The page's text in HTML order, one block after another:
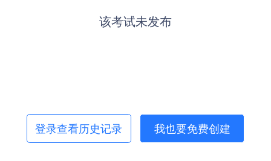
该考试未发布
登录查看历史记录 我也要免费创建